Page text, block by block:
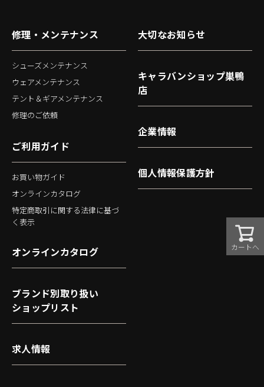
カートへ
修理・メンテナンス
シューズメンテナンス
ウェアメンテナンス
テント＆ギアメンテナンス
修理のご依頼
ご利用ガイド
お買い物ガイド
オンラインカタログ
特定商取引に関する法律に基づ
く表示
大切なお知らせ
キャラバンショップ巣鴨
店
企業情報
個人情報保護方針
オンラインカタログ
ブランド別取り扱い
ショップリスト
求人情報